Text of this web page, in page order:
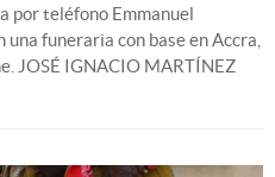
por teléfono Emmanuel
funeraria con base en Accra,
JOSÉ IGNACIO MARTÍNEZ